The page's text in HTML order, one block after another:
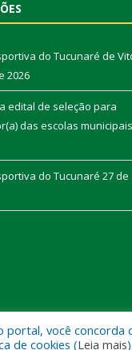
do Tucunaré de
2026
edital de seleção para
das escolas municipais
do Tucunaré 27 de
portal, você concorda
de cookies (Leia mais